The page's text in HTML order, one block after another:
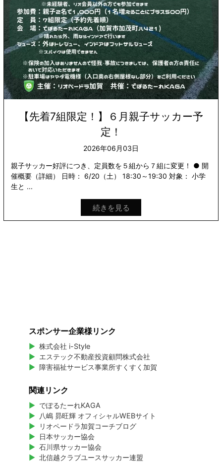
【先着7組限定！】６月親子サッカー予
定！
2026年06月03日
親子サッカー好評につき、定員数を５組から７組に変更！ ● 開
催概要（詳細） 日時： 6/20（土） 18:30～19:30 対象： 小学
生と ...
続きを見る
スポンサー企業様リンク
株式会社 i-Style
エステック不動産投資顧問株式会社
障害福祉サービス事業所すくすく加賀
関連リンク
でぽるたーれKAGA
八嶋 昴旺輝 オフィシャルWEBサイト
リオペードラ加賀コーチブログ
日本サッカー協会
石川県サッカー協会
北信越クラブユースサッカー連盟